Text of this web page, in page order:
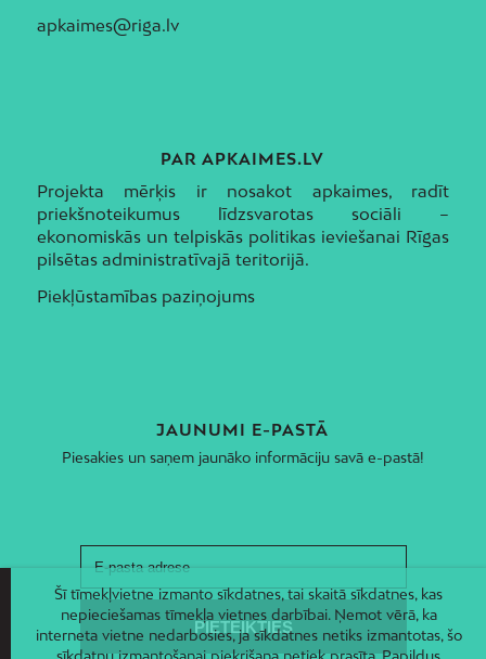
apkaimes@riga.lv
PAR APKAIMES.LV
Projekta mērķis ir nosakot apkaimes, radīt
priekšnoteikumus līdzsvarotas sociāli –
ekonomiskās un telpiskās politikas ieviešanai Rīgas
pilsētas administratīvajā teritorijā.
Piekļūstamības paziņojums
JAUNUMI E-PASTĀ
Piesakies un saņem jaunāko informāciju savā e-pastā!
Šī tīmekļvietne izmanto sīkdatnes, tai skaitā sīkdatnes, kas
nepieciešamas tīmekļa vietnes darbībai. Ņemot vērā, ka
interneta vietne nedarbosies, ja sīkdatnes netiks izmantotas, šo